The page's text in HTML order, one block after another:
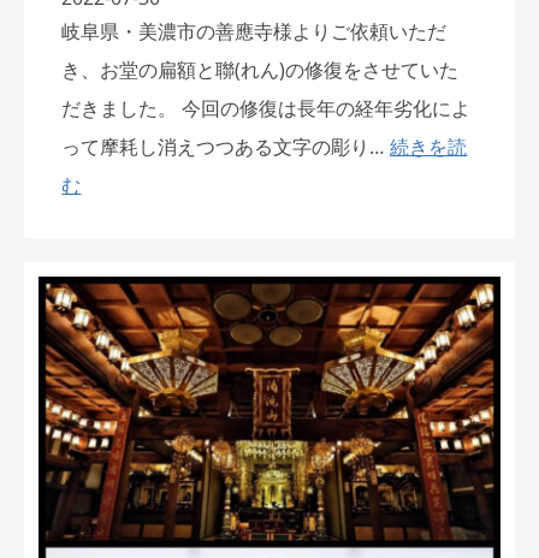
岐阜県・美濃市の善應寺様よりご依頼いただ
き、お堂の扁額と聯(れん)の修復をさせていた
だきました。 今回の修復は長年の経年劣化によ
って摩耗し消えつつある文字の彫り…続きを読
む